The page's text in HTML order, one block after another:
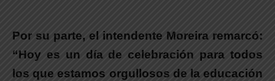
Por su parte, el intendente Moreira remarcó:
“Hoy es un día de celebración para todos
los que estamos orgullosos de la educación